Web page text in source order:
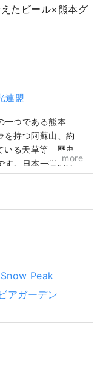
たビール×熊本グ
連盟
一つである熊本
を持つ阿蘇山、約
る天草等、歴史
す。日本一有名な
郷であり、街のど
味しいです。皆
本県へ是非遊び
more
Peak
アガーデン